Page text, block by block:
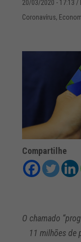
20/03/2020 - 17:13 /
Coronavírus,
Compartilhe
O chamado
11 milhões de